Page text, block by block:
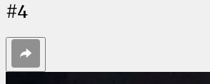
#4